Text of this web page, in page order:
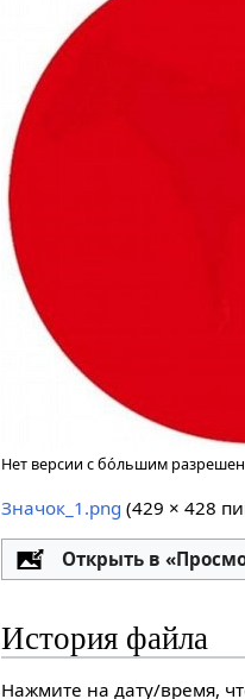
Нет версии с бо́льшим
Значок_1.png ‎(429 × 428
Открыть в
История файла
Нажмите на дату/время,